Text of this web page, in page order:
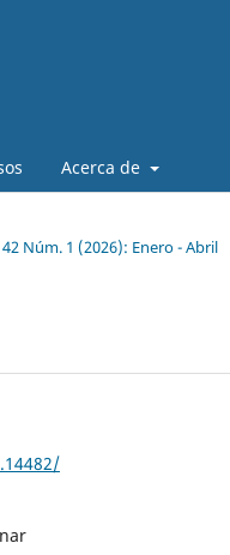
Acerca de
Núm. 1 (2026): Enero - Abril